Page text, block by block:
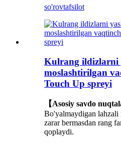
so'rovtafsilot
Kulrang ildizlarni
moslashtirilgan
Touch Up spreyi
【Asosiy savdo
Bo'yalmaydigan lahzali
zarar bermasdan rang
qoplaydi.